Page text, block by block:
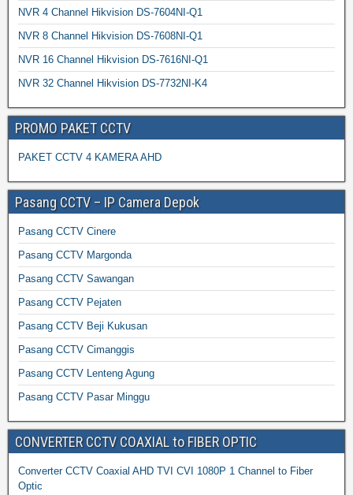
NVR 4 Channel Hikvision DS-7604NI-Q1
NVR 8 Channel Hikvision DS-7608NI-Q1
NVR 16 Channel Hikvision DS-7616NI-Q1
NVR 32 Channel Hikvision DS-7732NI-K4
PROMO PAKET CCTV
PAKET CCTV 4 KAMERA AHD
Pasang CCTV – IP Camera Depok
Pasang CCTV Cinere
Pasang CCTV Margonda
Pasang CCTV Sawangan
Pasang CCTV Pejaten
Pasang CCTV Beji Kukusan
Pasang CCTV Cimanggis
Pasang CCTV Lenteng Agung
Pasang CCTV Pasar Minggu
CONVERTER CCTV COAXIAL to FIBER OPTIC
Converter CCTV Coaxial AHD TVI CVI 1080P 1 Channel to Fiber
Optic